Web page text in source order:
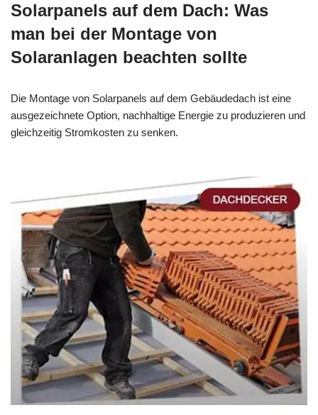
Solarpanels auf dem Dach: Was
man bei der Montage von
Solaranlagen beachten sollte
Die Montage von Solarpanels auf dem Gebäudedach ist eine
ausgezeichnete Option, nachhaltige Energie zu produzieren und
gleichzeitig Stromkosten zu senken.